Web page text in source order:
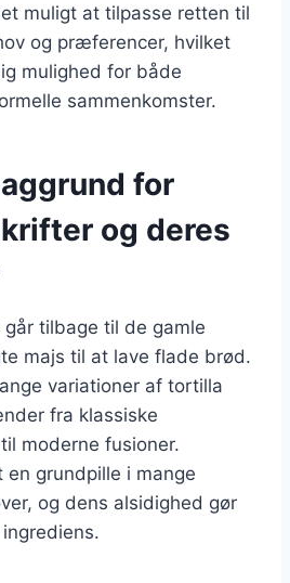
muligt at tilpasse retten til
og præferencer, hvilket
mulighed for både
sammenkomster.
for
og deres
tilbage til de gamle
majs til at lave flade brød.
variationer af tortilla
fra klassiske
moderne fusioner.
grundpille i mange
og dens alsidighed gør